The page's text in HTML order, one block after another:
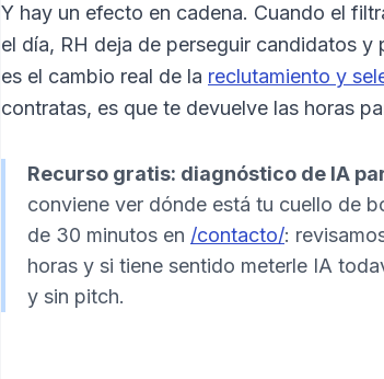
Y hay un efecto en cadena. Cuando el
el día, RH deja de perseguir candidatos
es el cambio real de la reclutamiento y
contratas, es que te devuelve las horas
Recurso gratis: diagnóstico de IA
conviene ver dónde está tu cuello de
de 30 minutos en /contacto/:
horas y si tiene sentido meterle IA
y sin pitch.